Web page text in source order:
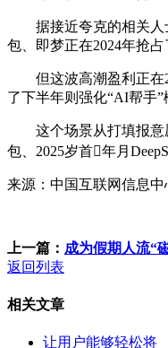
据接近夸克的相关人士
包、即梦正在2024年抢占
但这波高潮盈利正在
了下半年则强化“AI帮手
这个场景从打填报意愿
包、2025岁首年月
来源：中国互联网信息中
上一篇： 成为假期人流“
返回列表
相关文章
让用户能够轻松将